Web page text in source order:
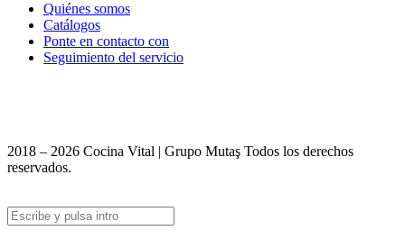
Quiénes somos
Catálogos
Ponte en contacto con
Seguimiento del servicio
2018 – 2026 Cocina Vital | Grupo Mutaş Todos los derechos
reservados.